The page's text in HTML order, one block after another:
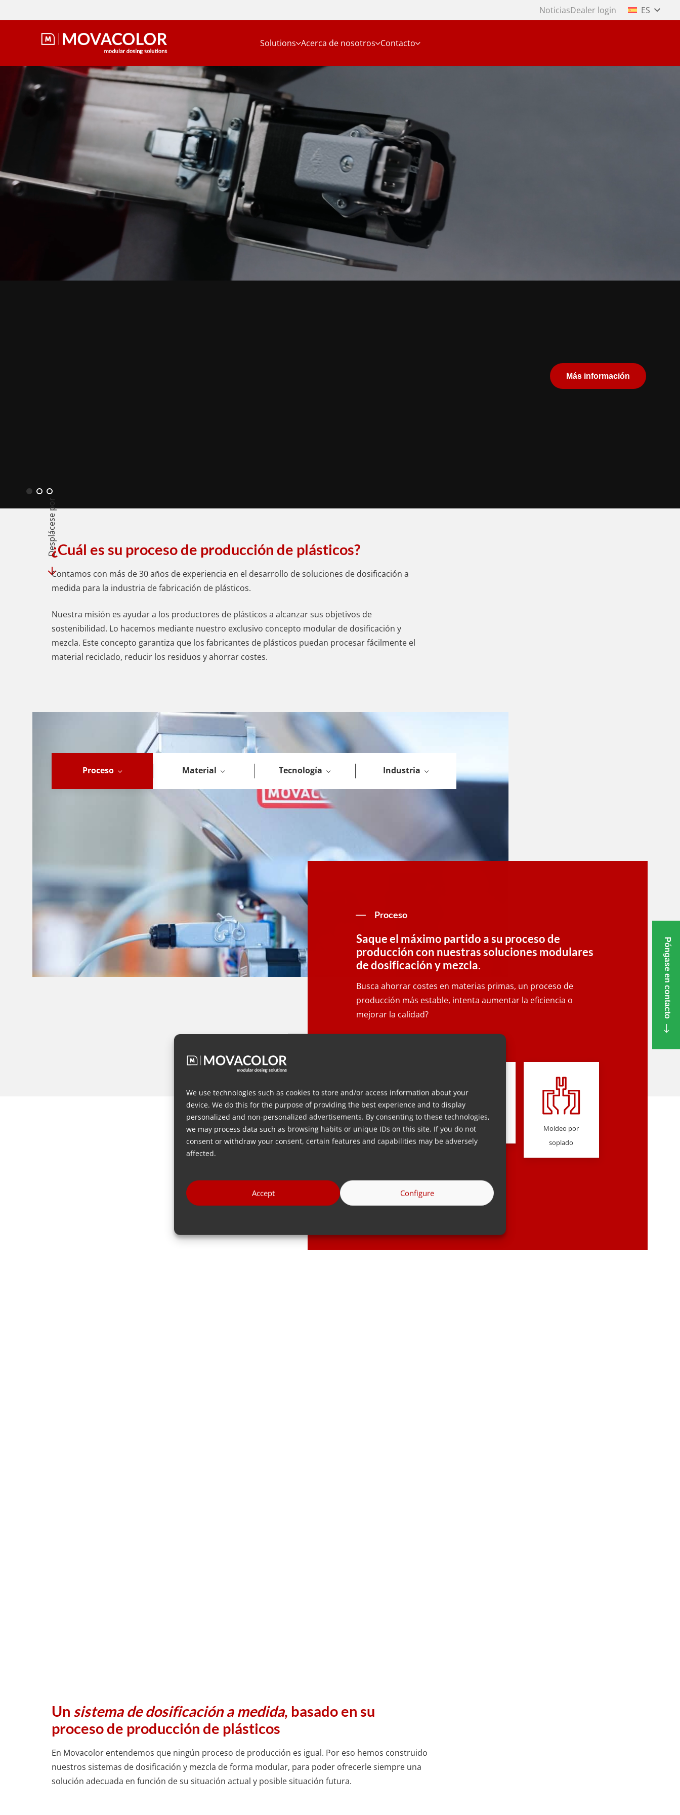
We use technologies such as cookies to store and/or access information about your
device. We do this for the purpose of providing the best experience and to display
personalized and non-personalized advertisements. By consenting to these technologies,
we may process data such as browsing habits or unique IDs on this site. If you do not
consent or withdraw your consent, certain features and capabilities may be adversely
affected.
Accept Configure
NoticiasDealer login ES
Solutions Acerca de nosotros Contacto
‘Volumetric Dosing Done
Right’: Explore nuestra
nueva unidad de
Más información
Desplácese por¿Cuál es su proceso de producción de plásticos?
Contamos con más de 30 años de experiencia en el desarrollo de soluciones de dosificación a
medida para la industria de fabricación de plásticos.
Nuestra misión es ayudar a los productores de plásticos a alcanzar sus objetivos de
sostenibilidad. Lo hacemos mediante nuestro exclusivo concepto modular de dosificación y
mezcla. Este concepto garantiza que los fabricantes de plásticos puedan procesar fácilmente el
material reciclado, reducir los residuos y ahorrar costes.
Proceso Material Tecnología Industria
Proceso
Saque el máximo partido a su proceso de
producción con nuestras soluciones modulares
de dosificación y mezcla.
Busca ahorrar costes en materias primas, un proceso de
producción más estable, intenta aumentar la eficiencia o
mejorar la calidad?
Moldeo por
inyección
Extrusión
Moldeo por
soplado
Un sistema de dosificación a medida, basado en su
proceso de producción de plásticos
En Movacolor entendemos que ningún proceso de producción es igual. Por eso hemos construido
nuestros sistemas de dosificación y mezcla de forma modular, para poder ofrecerle siempre una
solución adecuada en función de su situación actual y posible situación futura.
Póngase en contacto